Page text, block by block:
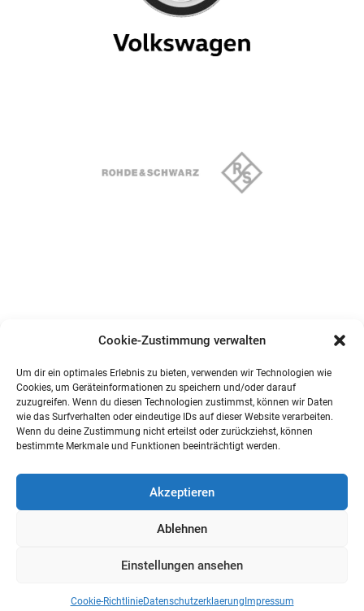
Cookie-Zustimmung verwalten
Um dir ein optimales Erlebnis zu bieten, verwenden wir Technologien wie
Cookies, um Geräteinformationen zu speichern und/oder darauf
zuzugreifen. Wenn du diesen Technologien zustimmst, können wir Daten
wie das Surfverhalten oder eindeutige IDs auf dieser Website verarbeiten.
Wenn du deine Zustimmung nicht erteilst oder zurückziehst, können
bestimmte Merkmale und Funktionen beeinträchtigt werden.
Akzeptieren
Ablehnen
Einstellungen ansehen
Cookie-RichtlinieDatenschutzerklaerung Impressum